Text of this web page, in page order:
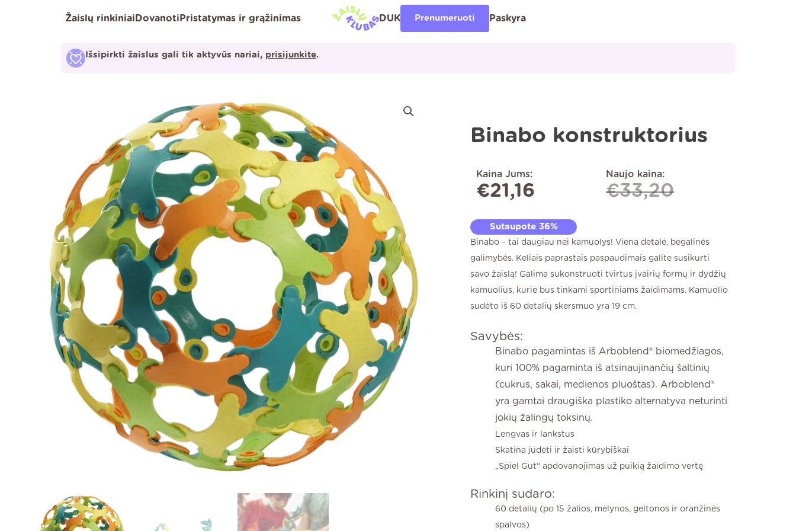
Žaislų rinkiniai Dovanoti Pristatymas ir grąžinimas DUK Prenumeruoti Paskyra
Išsipirkti žaislus gali tik aktyvūs nariai, prisijunkite.
Binabo konstruktorius
Kaina Jums:
€21,16
Naujo kaina:
€33,20
Sutaupote 36%
Binabo – tai daugiau nei kamuolys! Viena detalė, begalinės
galimybės. Keliais paprastais paspaudimais galite susikurti
savo žaislą! Galima sukonstruoti tvirtus įvairių formų ir dydžių
kamuolius, kurie bus tinkami sportiniams žaidimams. Kamuolio
sudėto iš 60 detalių skersmuo yra 19 cm.
Savybės:
Binabo pagamintas iš Arboblend® biomedžiagos,
kuri 100% pagaminta iš atsinaujinančių šaltinių
(cukrus, sakai, medienos pluoštas). Arboblend®
yra gamtai draugiška plastiko alternatyva neturinti
jokių žalingų toksinų.
Lengvas ir lankstus
Skatina judėti ir žaisti kūrybiškai
„Spiel Gut“ apdovanojimas už puikią žaidimo vertę
Rinkinį sudaro:
60 detalių (po 15 žalios, mėlynos, geltonos ir oranžinės
spalvos)